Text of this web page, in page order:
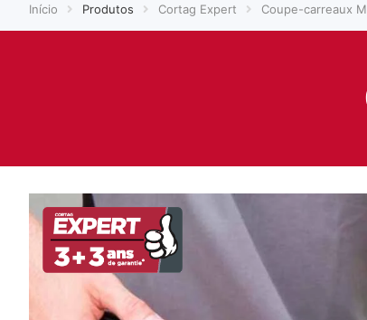
Início Produtos Cortag Expert Coupe-carreaux